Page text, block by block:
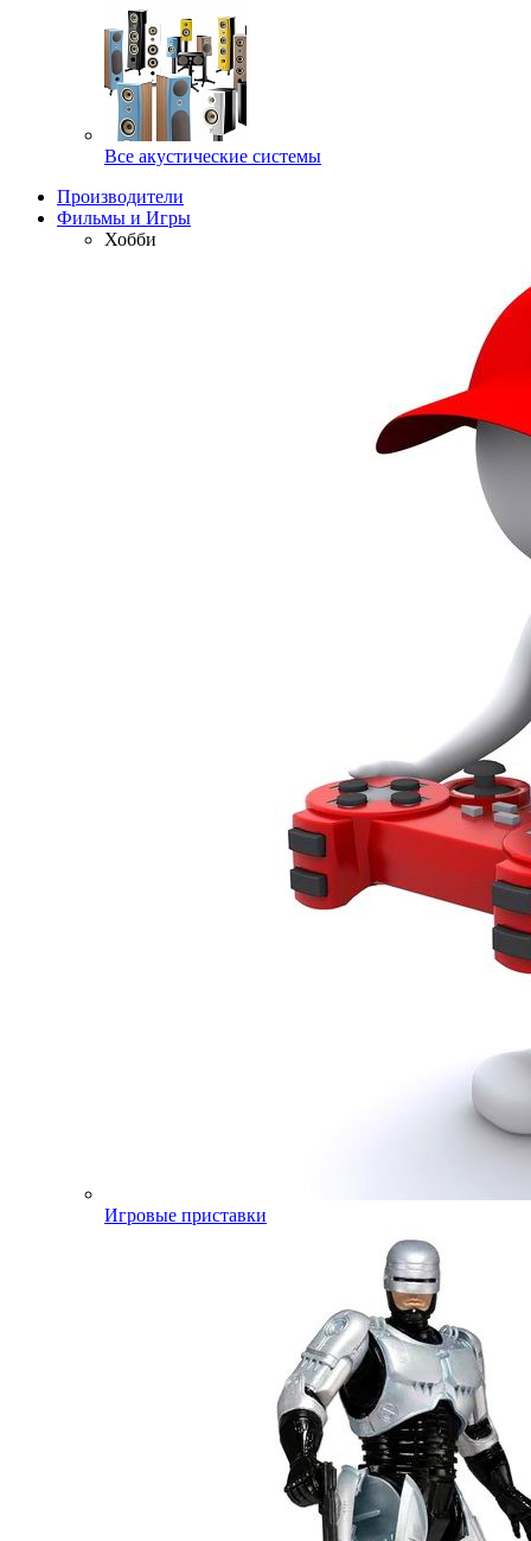
Все акустические системы
Производители
Фильмы и Игры
Хобби
Игровые приставки